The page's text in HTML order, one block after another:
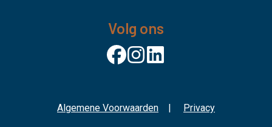
Volg ons
Algemene Voorwaarden | Privacy